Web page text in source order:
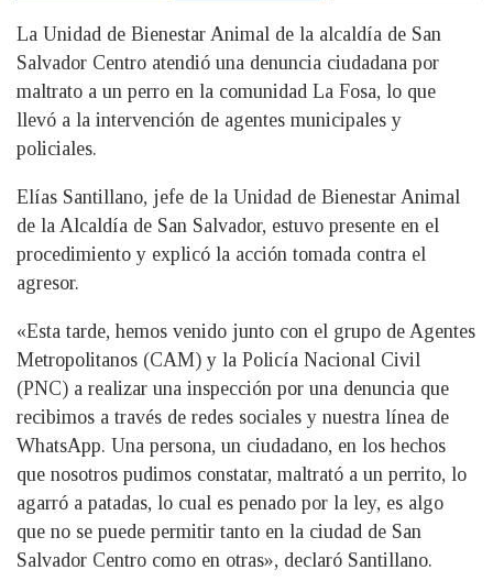
La Unidad de Bienestar Animal de la alcaldía de San
Salvador Centro atendió una denuncia ciudadana por
maltrato a un perro en la comunidad La Fosa, lo que
llevó a la intervención de agentes municipales y
policiales.
Elías Santillano, jefe de la Unidad de Bienestar Animal
de la Alcaldía de San Salvador, estuvo presente en el
procedimiento y explicó la acción tomada contra el
agresor.
«Esta tarde, hemos venido junto con el grupo de Agentes
Metropolitanos (CAM) y la Policía Nacional Civil
(PNC) a realizar una inspección por una denuncia que
recibimos a través de redes sociales y nuestra línea de
WhatsApp. Una persona, un ciudadano, en los hechos
que nosotros pudimos constatar, maltrató a un perrito, lo
agarró a patadas, lo cual es penado por la ley, es algo
que no se puede permitir tanto en la ciudad de San
Salvador Centro como en otras», declaró Santillano.